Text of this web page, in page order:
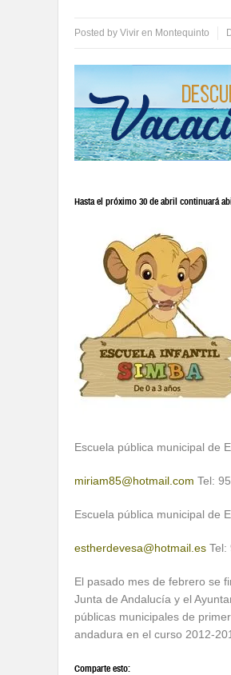
Posted by Vivir en Montequinto
Hasta el próximo 30 de abril continuará
Escuela pública municipal de
miriam85@hotmail.com Tel:
Escuela pública municipal de
estherdevesa@hotmail.es Tel:
El pasado mes de febrero se
Junta de Andalucía y el
públicas municipales de
andadura en el curso 2012-
Comparte esto: